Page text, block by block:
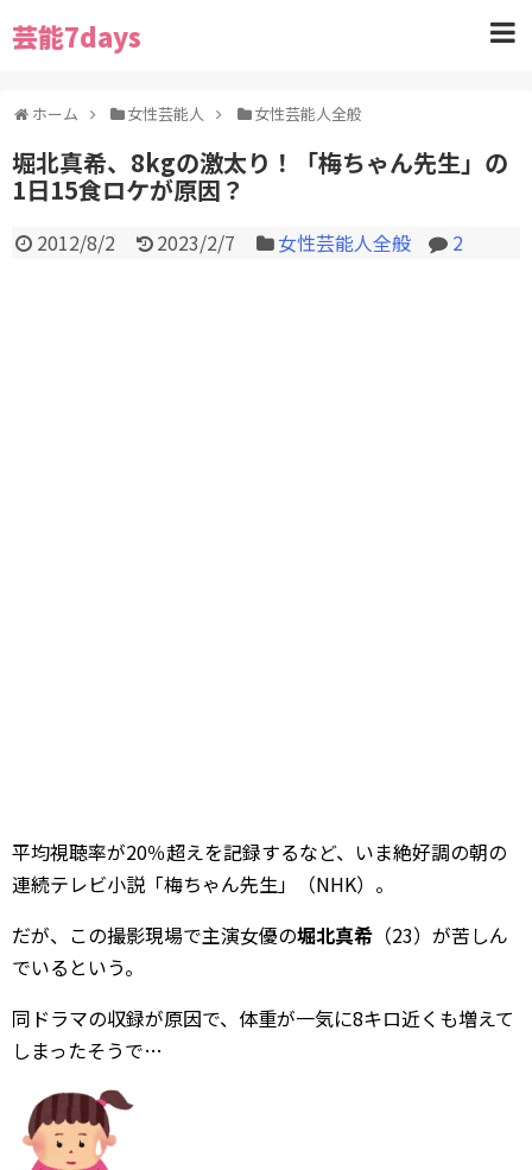
芸能7days
ホーム 女性芸能人 女性芸能人全般
堀北真希、8kgの激太り！「梅ちゃん先生」の
1日15食ロケが原因？
2012/8/2 2023/2/7 女性芸能人全般 2
平均視聴率が20％超えを記録するなど、いま絶好調の朝の
連続テレビ小説「梅ちゃん先生」（NHK）。
だが、この撮影現場で主演女優の堀北真希 （23）が苦しん
でいるという。
同ドラマの収録が原因で、体重が一気に8キロ近くも増えて
しまったそうで…